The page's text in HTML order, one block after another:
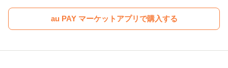
au PAY マーケットアプリで購入する